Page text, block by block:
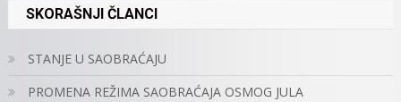
SKORAŠNJI ČLANCI
STANJE U SAOBRAĆAJU
PROMENA REŽIMA SAOBRAĆAJA OSMOG JULA